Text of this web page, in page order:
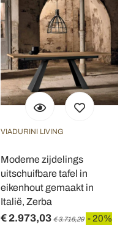
VIADURINI LIVING
Moderne zijdelings
uitschuifbare tafel in
eikenhout gemaakt in
Italië, Zerba
€ 2.973,03 € 3.716,29 - 20%